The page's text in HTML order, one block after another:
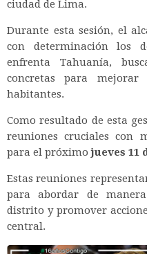
ciudad de Lima.
Durante esta sesión, el
con determinación los
enfrenta Tahuanía,
concretas para
habitantes.
Como resultado de esta
reuniones cruciales con
para el próximojueves 11
Estas reuniones
para abordar de
distrito y promover
central.